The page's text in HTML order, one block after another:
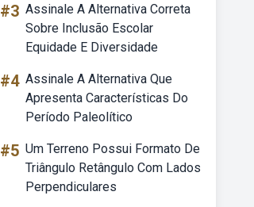
#3 Assinale A Alternativa Correta
Sobre Inclusão Escolar
Equidade E Diversidade
#4 Assinale A Alternativa Que
Apresenta Características Do
Período Paleolítico
#5 Um Terreno Possui Formato De
Triângulo Retângulo Com Lados
Perpendiculares